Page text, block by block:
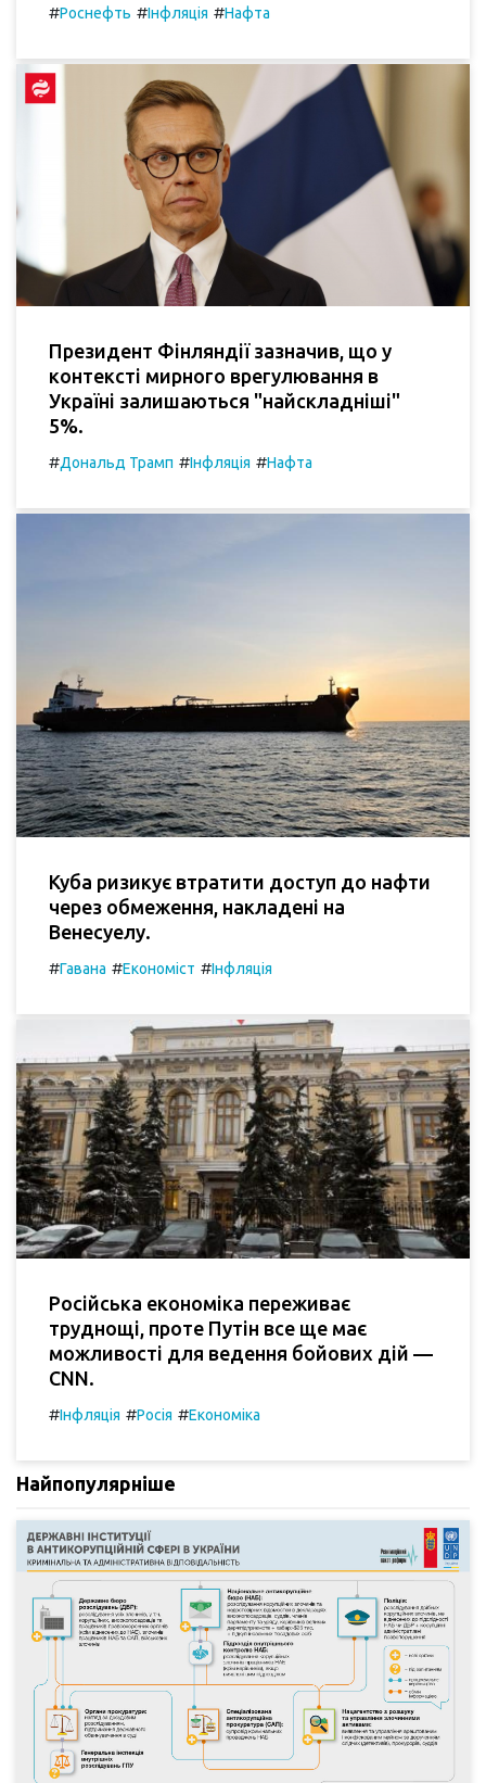
#Роснефть #Інфляція #Нафта
Президент Фінляндії зазначив, що у
контексті мирного врегулювання в
Україні залишаються "найскладніші"
5%.
#Дональд Трамп #Інфляція #Нафта
Куба ризикує втратити доступ до нафти
через обмеження, накладені на
Венесуелу.
#Гавана #Економіст #Інфляція
Російська економіка переживає
труднощі, проте Путін все ще має
можливості для ведення бойових дій —
CNN.
#Інфляція #Росія #Економіка
Найпопулярніше